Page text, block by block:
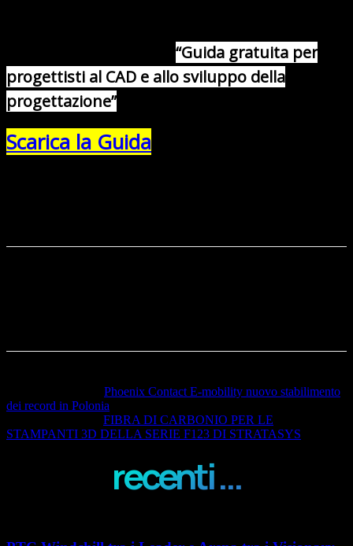
“Guida gratuita per
progettisti al CAD e allo sviluppo della
progettazione”
Scarica la Guida
Phoenix Contact E-mobility nuovo stabilimento
dei record in Polonia
FIBRA DI CARBONIO PER LE
STAMPANTI 3D DELLA SERIE F123 DI STRATASYS
recenti ...